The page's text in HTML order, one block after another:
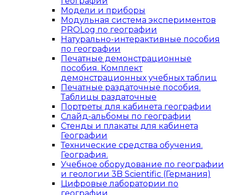
Модели и приборы
Модульная система экспериментов
PROLog по географии
Натурально-интерактивные пособия
по географии
Печатные демонстрационные
пособия. Комплект
демонстрационных учебных таблиц
Печатные раздаточные пособия.
Таблицы раздаточные
Портреты для кабинета географии
Слайд-альбомы по географии
Стенды и плакаты для кабинета
Географии
Технические средства обучения.
География.
Учебное оборудование по географии
и геологии 3B Scientific (Германия)
Цифровые лаборатории по